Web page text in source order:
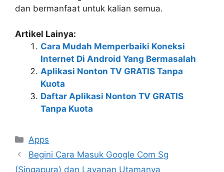
dan bermanfaat untuk kalian semua.
Artikel Lainya:
Cara Mudah Memperbaiki Koneksi
Internet Di Android Yang Bermasalah
Aplikasi Nonton TV GRATIS Tanpa
Kuota
Daftar Aplikasi Nonton TV GRATIS
Tanpa Kuota
Kategori
Apps
Begini Cara Masuk Google Com Sg
(Singapura) dan Layanan Utamanya